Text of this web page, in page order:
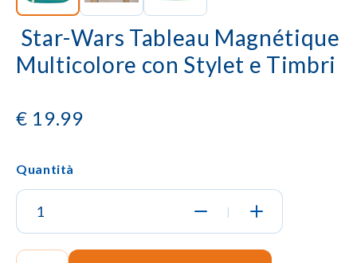
Star-Wars Tableau Magnétique
Multicolore con Stylet e Timbri
€ 19.99
Quantità
|